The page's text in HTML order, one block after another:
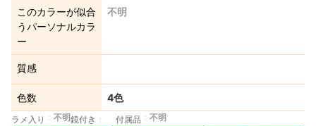
このカラーが似合
うパーソナルカラ
ー
不明
質感
色数 4色
ラメ入り 不明鏡付き 付属品 不明